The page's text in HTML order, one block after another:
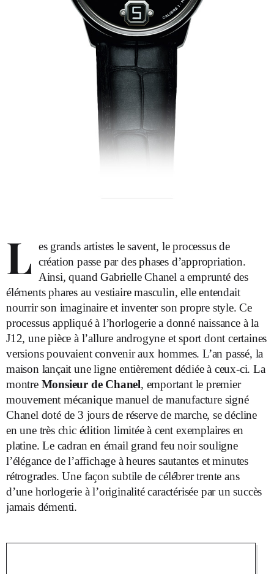
L es grands artistes le savent, le processus de
création passe par des phases d’appropriation.
Ainsi, quand Gabrielle Chanel a emprunté des
éléments phares au vestiaire masculin, elle entendait
nourrir son imaginaire et inventer son propre style. Ce
processus appliqué à l’horlogerie a donné naissance à la
J12, une pièce à l’allure androgyne et sport dont certaines
versions pouvaient convenir aux hommes. L’an passé, la
maison lançait une ligne entièrement dédiée à ceux-ci. La
montre Monsieur de Chanel, emportant le premier
mouvement mécanique manuel de manufacture signé
Chanel doté de 3 jours de réserve de marche, se décline
en une très chic édition limitée à cent exemplaires en
platine. Le cadran en émail grand feu noir souligne
l’élégance de l’affichage à heures sautantes et minutes
rétrogrades. Une façon subtile de célébrer trente ans
d’une horlogerie à l’originalité caractérisée par un succès
jamais démenti.